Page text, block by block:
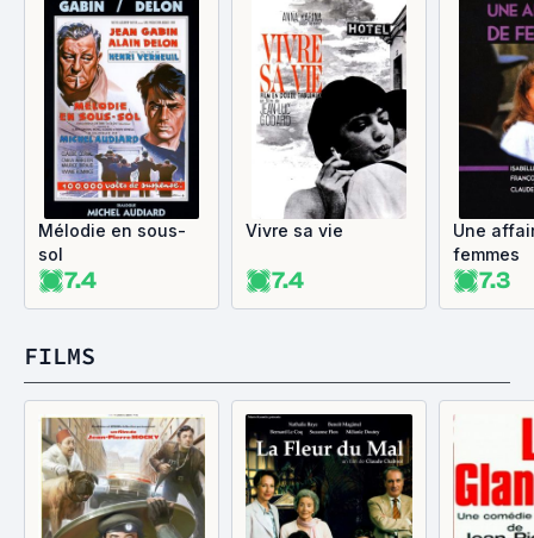
Mélodie en sous-
sol
7.4
Vivre sa vie
7.4
Une
femmes
7.3
FILMS